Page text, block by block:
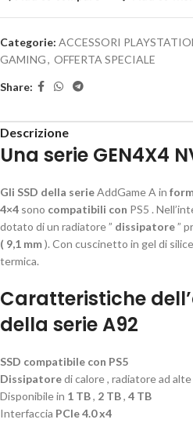
Categorie: ACCESSORI
GAMING, OFFERTA SPECIALE
Share:
Descrizione
Una serie GEN4X4
Gli SSD della serieAddGame A in
4×4 sono compatibili con PS5 .
dotato di un radiatore ” dissipatore”
( 9,1 mm). Con cuscinetto in gel di
termica.
Caratteristiche
della serie A92
SSD compatibile con PS5
Dissipatoredi calore , radiatore ad
Disponibile in 1 TB, 2 TB, 4 TB
Interfaccia PCIe 4.0 x4